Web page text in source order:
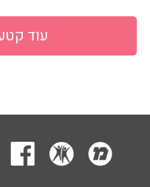
עוד